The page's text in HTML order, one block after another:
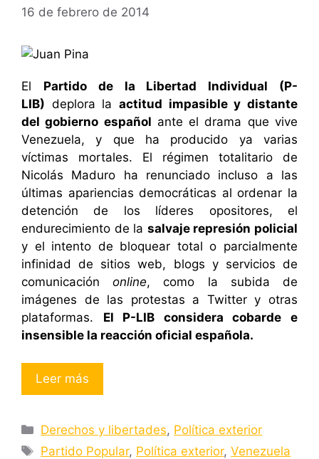
16 de febrero de 2014
El Partido de la Libertad Individual (P-
LIB) deplora la actitud impasible y distante
del gobierno español ante el drama que vive
Venezuela, y que ha producido ya varias
víctimas mortales. El régimen totalitario de
Nicolás Maduro ha renunciado incluso a las
últimas apariencias democráticas al ordenar la
detención de los líderes opositores, el
endurecimiento de la salvaje represión policial
y el intento de bloquear total o parcialmente
infinidad de sitios web, blogs y servicios de
comunicaciónonline, como la subida de
imágenes de las protestas a Twitter y otras
plataformas. El P-LIB considera cobarde e
insensible la reacción oficial española.
Leer más
Categorías
Derechos y libertades, Política exterior
Etiquetas
Partido Popular, Política exterior,Venezuela